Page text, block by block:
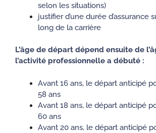
selon les situations)
justifier d’une durée d’assurance
long de la carrière
L’âge de départ dépend ensuite de
l’activité professionnelle a débuté :
Avant 16 ans, le départ anticipé
58 ans
Avant 18 ans, le départ anticipé
60 ans
Avant 20 ans, le départ anticipé